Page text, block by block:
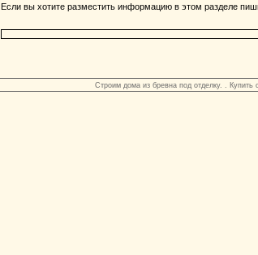
Если вы хотите разместить информацию в этом разделе
Строим дома из бревна под отделку. .